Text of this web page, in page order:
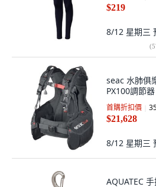
$219
8/12 星期三
(
seac 水肺俱
PX100調節
首購折扣價
$21,628
8/12 星期三
AQUATEC